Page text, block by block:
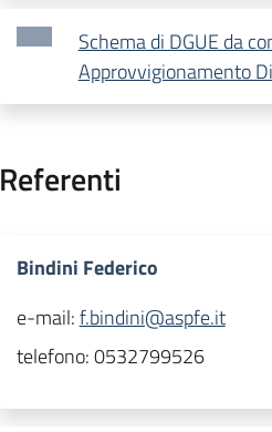
Schema di DGUE da
Approvvigionamento
Referenti
Bindini Federico
e-mail:f.bindini@aspfe.it
telefono:0532799526